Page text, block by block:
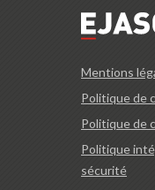
Mentions
Politique de
Politique de
Politique
sécurité